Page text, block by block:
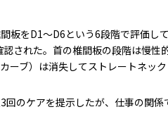
板をD1～D6という6段階で評価し
認された。首の椎間板の段階は慢性
ーブ）は消失してストレートネック
回のケアを提示したが、仕事の関係